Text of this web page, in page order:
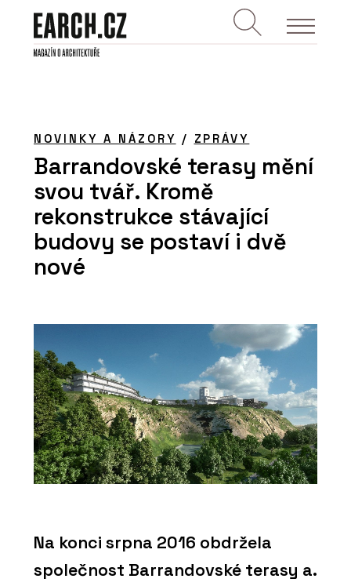
NOVINKY A NÁZORY / ZPRÁVY
Barrandovské terasy mění
svou tvář. Kromě
rekonstrukce stávající
budovy se postaví i dvě
nové
Na konci srpna 2016 obdržela
společnost Barrandovské terasy a.